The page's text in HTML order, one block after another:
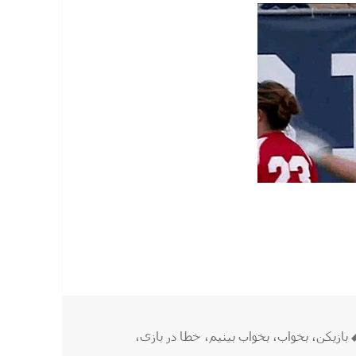
برچسب‌ها
بازیکن،بخواب،بخواب بینیم ، خطا در بازی،